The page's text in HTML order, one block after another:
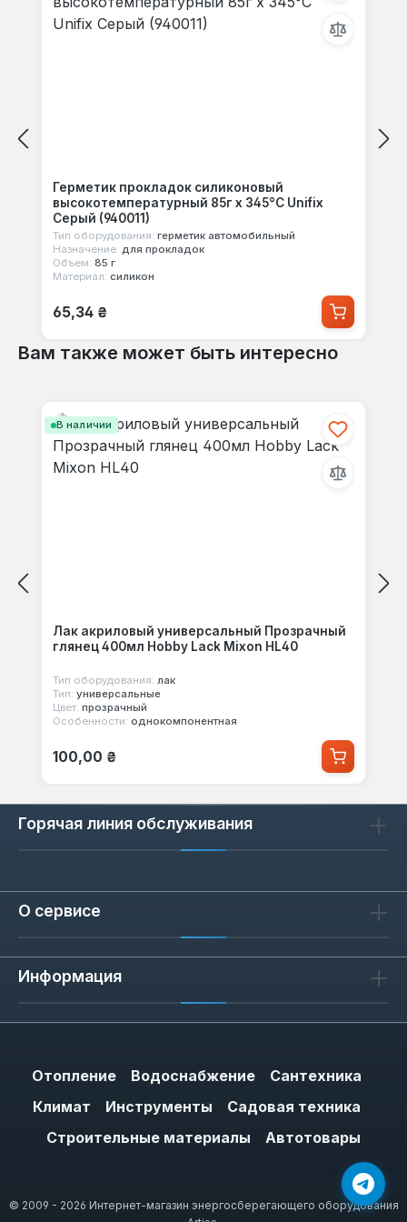
Герметик прокладок силиконовый
высокотемпературный 85г х 345°С Unifix
Серый (940011)
Тип оборудования: герметик автомобильный
Назначение: для прокладок
Объем: 85 г
Материал: силикон
Обычная цена:
65,34 ₴
Вам также может быть интересно
В наличии
Лак акриловый универсальный Прозрачный
глянец 400мл Hobby Lack Mixon HL40
Тип оборудования: лак
Тип: универсальные
Цвет: прозрачный
Особенности: однокомпонентная
Обычная цена:
100,00 ₴
Горячая линия обслуживания
О сервисе
Информация
Отопление Водоснабжение
Сантехника
Климат
Инструменты
Садовая техника
Строительные материалы
Автотовары
© 2009 - 2026 Интернет-магазин энергосберегающего оборудования